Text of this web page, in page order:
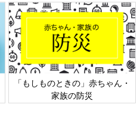
「もしものときの」赤ちゃん・
家族の防災